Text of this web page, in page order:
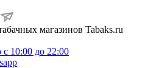
магазинов Tabaks.ru
с 10:00 до 22:00